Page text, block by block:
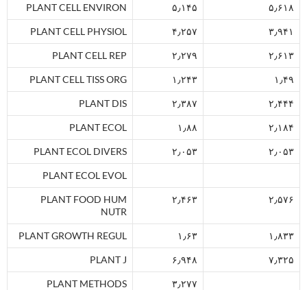
۵٫۶۱۸ ۵٫۱۴۵ PLANT CELL ENVIRON
۳٫۹۴۱ ۴٫۲۵۷ PLANT CELL PHYSIOL
۲٫۶۱۳ ۲٫۲۷۹ PLANT CELL REP
۱٫۴۹ ۱٫۲۴۳ PLANT CELL TISS ORG
۲٫۴۴۴ ۲٫۳۸۷ PLANT DIS
۲٫۱۸۴ ۱٫۸۸ PLANT ECOL
۲٫۰۵۳ ۲٫۰۵۳ PLANT ECOL DIVERS
PLANT ECOL EVOL
۲٫۵۷۶ ۲٫۴۶۳
PLANT FOOD HUM
NUTR
۱٫۸۳۳ ۱٫۶۳ PLANT GROWTH REGUL
۷٫۳۲۵ ۶٫۹۴۸ PLANT J
۳٫۲۷۷ PLANT METHODS